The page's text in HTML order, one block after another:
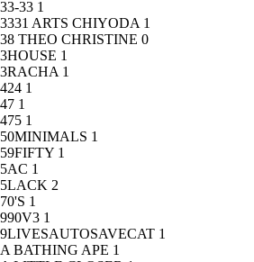
33-33 1
3331 ARTS CHIYODA 1
38 THEO CHRISTINE 0
3HOUSE 1
3RACHA 1
424 1
47 1
475 1
50MINIMALS 1
59FIFTY 1
5AC 1
5LACK 2
70'S 1
990V3 1
9LIVESAUTOSAVECAT 1
A BATHING APE 1